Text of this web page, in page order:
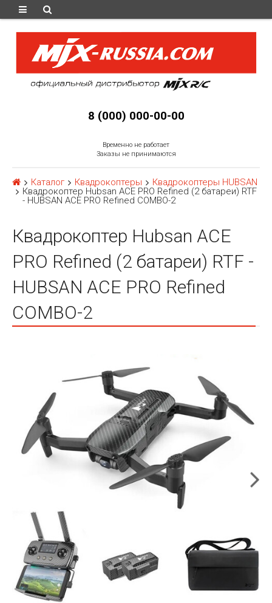
8 (000) 000-00-00
Временно не работает
Заказы не принимаются
Каталог Квадрокоптеры
Квадрокоптеры HUBSAN
Квадрокоптер Hubsan ACE PRO Refined (2 батареи) RTF
- HUBSAN ACE PRO Refined COMBO-2
Квадрокоптер Hubsan ACE
PRO Refined (2 батареи) RTF -
HUBSAN ACE PRO Refined
COMBO-2